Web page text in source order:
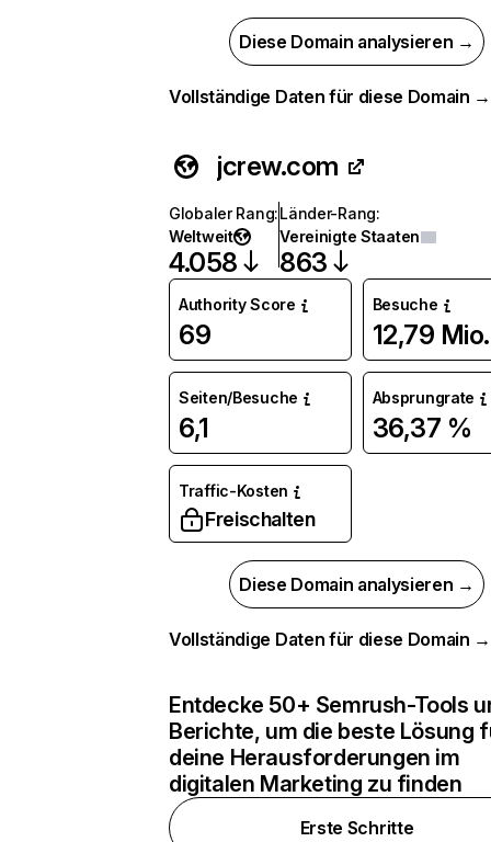
Diese Domain analysieren →
Vollständige Daten für diese Domain →
jcrew.com
Globaler Rang:
Weltweit
4.058
Länder-Rang:
Vereinigte Staaten
863
Authority Score
69
Besuche
12,79 Mio.
Seiten/Besuche
6,1
Absprungrate
36,37 %
Traffic-Kosten
Freischalten
Diese Domain analysieren →
Vollständige Daten für diese Domain →
Entdecke 50+ Semrush-Tools
Berichte, um die beste Lösung
deine Herausforderungen im
digitalen Marketing zu finden
Erste Schritte